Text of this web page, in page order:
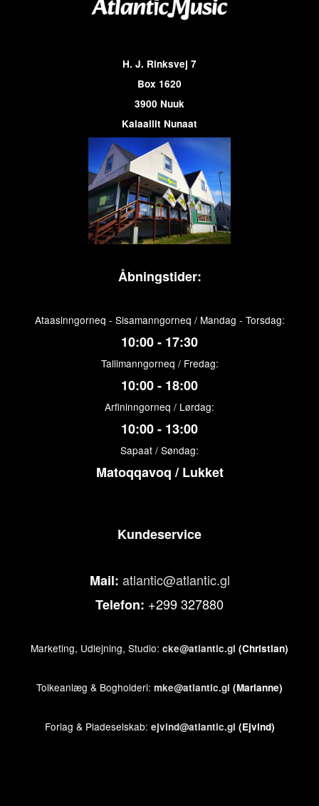
H. J. Rinksvej 7
Box 1620
3900 Nuuk
Kalaallit Nunaat
Åbningstider:
Ataasinngorneq - Sisamanngorneq / Mandag - Torsdag:
10:00 - 17:30
Tallimanngorneq / Fredag:
10:00 - 18:00
Arfininngorneq / Lørdag:
10:00 - 13:00
Sapaat / Søndag:
Matoqqavoq / Lukket
Kundeservice
Mail: atlantic@atlantic.gl
Telefon: +299 327880
Marketing, Udlejning, Studio: cke@atlantic.gl (Christian)
Tolkeanlæg & Bogholderi: mke@atlantic.gl (Marianne)
Forlag & Pladeselskab: ejvind@atlantic.gl (Ejvind)